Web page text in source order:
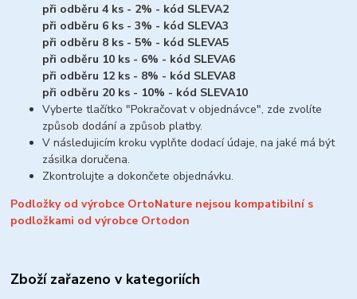
při odběru 4 ks - 2% - kód SLEVA2
při odběru 6 ks - 3% - kód SLEVA3
při odběru 8 ks - 5% - kód SLEVA5
při odběru 10 ks - 6% - kód SLEVA6
při odběru 12 ks - 8% - kód SLEVA8
při odběru 20 ks - 10% - kód SLEVA10
Vyberte tlačítko "Pokračovat v objednávce", zde zvolíte
způsob dodání a způsob platby.
V následujicím kroku vyplňte dodací údaje, na jaké má být
zásilka doručena.
Zkontrolujte a dokončete objednávku.
Podložky od výrobce OrtoNature nejsou kompatibilní s
podložkami od výrobce Ortodon
Zboží zařazeno v kategoriích